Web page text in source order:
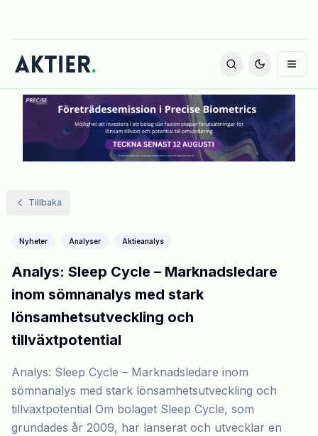
Tillbaka
Nyheter Analyser Aktieanalys
Analys: Sleep Cycle – Marknadsledare
inom sömnanalys med stark
lönsamhetsutveckling och
tillväxtpotential
Analys: Sleep Cycle – Marknadsledare inom
sömnanalys med stark lönsamhetsutveckling och
tillväxtpotential Om bolaget Sleep Cycle, som
grundades år 2009, har lanserat och utvecklar en